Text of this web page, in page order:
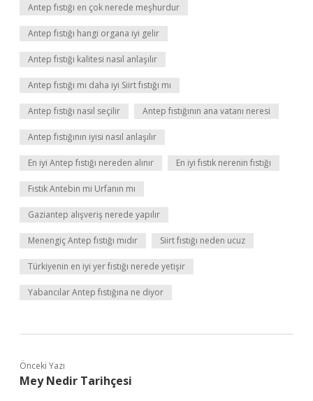
Antep fıstığı en çok nerede meşhurdur
Antep fıstığı hangi organa iyi gelir
Antep fıstığı kalitesi nasıl anlaşılır
Antep fıstığı mı daha iyi Siirt fıstığı mı
Antep fıstığı nasıl seçilir Antep fıstığının ana vatanı neresi
Antep fıstığının iyisi nasıl anlaşılır
En iyi Antep fıstığı nereden alınır En iyi fıstık nerenin fıstığı
Fıstık Antebin mi Urfanın mı
Gaziantep alışveriş nerede yapılır
Menengiç Antep fıstığı mıdır Siirt fıstığı neden ucuz
Türkiyenin en iyi yer fıstığı nerede yetişir
Yabancılar Antep fıstığına ne diyor
Önceki Yazı
Mey Nedir Tarihçesi